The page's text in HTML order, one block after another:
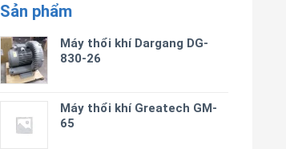
Sản phẩm
Máy thổi khí Dargang DG-
830-26
Máy thổi khí Greatech GM-
65